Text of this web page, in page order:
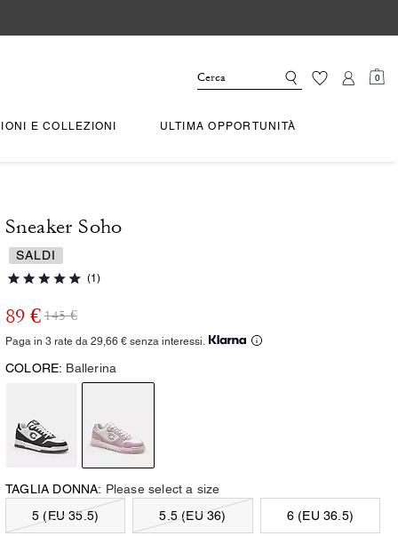
0
E COLLEZIONI ULTIMA OPPORTUNITÀ
Sneaker Soho
SALDI
(1)
89 € 145 €
Paga in 3 rate da 29,66 € senza interessi.
COLORE: Ballerina
TAGLIA DONNA: Please select a size
5 (EU 35.5)
5.5 (EU 36) 6 (EU 36.5)